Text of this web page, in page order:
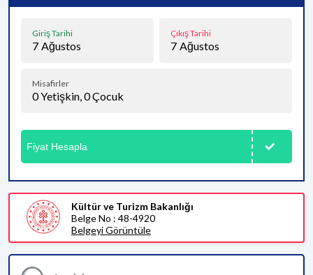
Giriş Tarihi
7 Ağustos
Çıkış Tarihi
7 Ağustos
Misafirler
0Yetişkin,0Çocuk
Fiyat Hesapla
Kültür ve Turizm Bakanlığı
Belge No : 48-4920
Belgeyi Görüntüle